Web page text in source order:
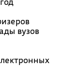
вузов